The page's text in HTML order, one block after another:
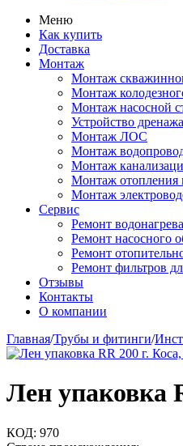
Меню
Как купить
Доставка
Монтаж
Монтаж
Монтаж
Монтаж насосной
Устройство
Монтаж ЛОС
Монтаж
Монтаж
Монтаж отопления
Монтаж
Сервис
Ремонт
Ремонт насосного
Ремонт
Ремонт фильтров
Отзывы
Контакты
О компании
Главная/Трубы и фитинги/
Лен упаковка
КОД: 970